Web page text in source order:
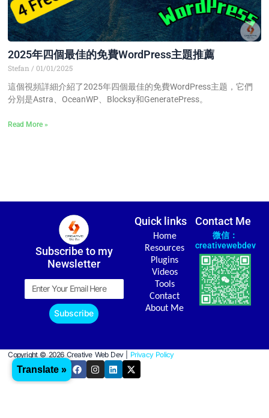
2025年四個最佳的免費WordPress主題推薦
Stefan 01/01/2025
這個視頻詳細介紹了2025年四個最佳的免費WordPress主题，它們
分別是Astra、OceanWP、Blocksy和GeneratePress。
Read More »
Subscribe to my
Newsletter
Email
Subscribe
Quick links
Home
Resources
Plugins
Videos
Tools
Contact
About Me
Contact Me
微信：
creativewebdev
Copyright © 2026 Creative Web Dev | Privacy Policy
o
u
F
a
c
I
n
s
L
i
n
X
-
t
Translate »